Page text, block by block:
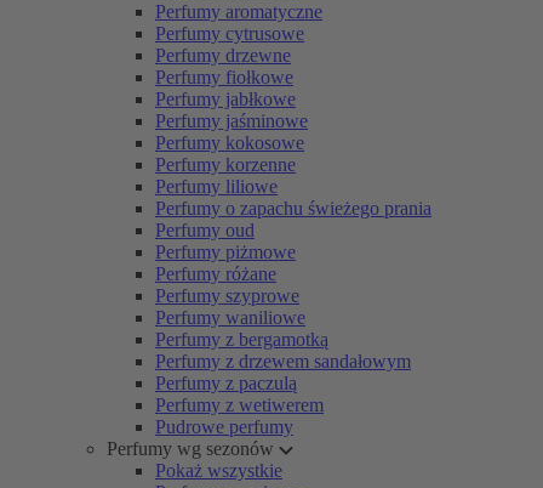
Perfumy aromatyczne
Perfumy cytrusowe
Perfumy drzewne
Perfumy fiołkowe
Perfumy jabłkowe
Perfumy jaśminowe
Perfumy kokosowe
Perfumy korzenne
Perfumy liliowe
Perfumy o zapachu świeżego prania
Perfumy oud
Perfumy piżmowe
Perfumy różane
Perfumy szyprowe
Perfumy waniliowe
Perfumy z bergamotką
Perfumy z drzewem sandałowym
Perfumy z paczulą
Perfumy z wetiwerem
Pudrowe perfumy
Perfumy wg sezonów
Pokaż wszystkie